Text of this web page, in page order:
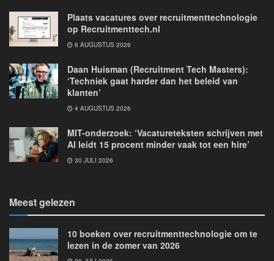
Plaats vacatures over recruitmenttechnologie
op Recruitmenttech.nl
6 AUGUSTUS 2026
Daan Huisman (Recruitment Tech Masters):
‘Techniek gaat harder dan het beleid van
klanten’
4 AUGUSTUS 2026
MIT-onderzoek: ‘Vacatureteksten schrijven met
AI leidt 15 procent minder vaak tot een hire’
30 JULI 2026
Meest gelezen
10 boeken over recruitmenttechnologie om te
lezen in de zomer van 2026